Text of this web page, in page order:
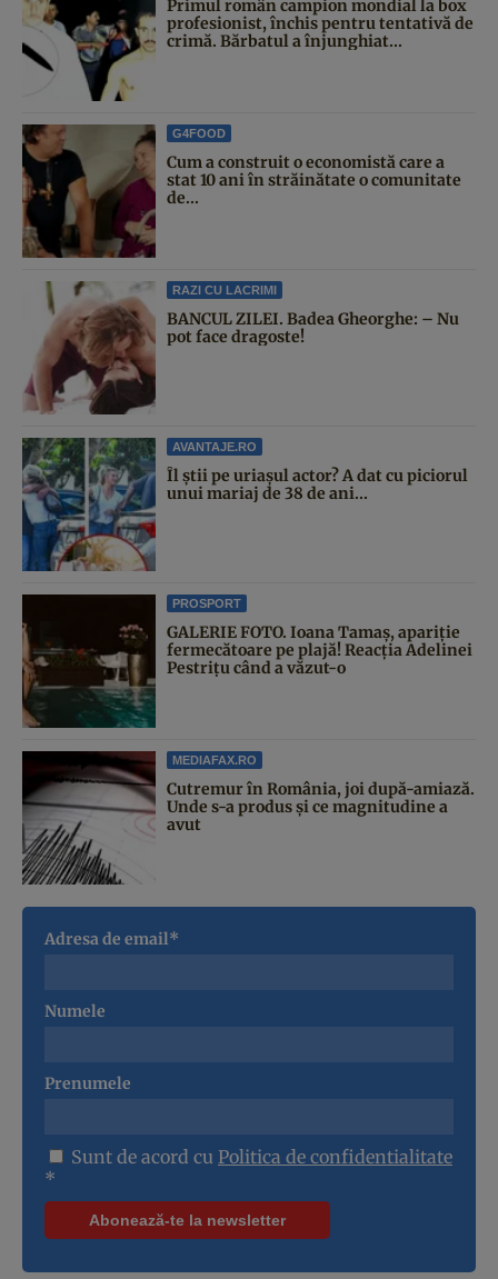
Primul român campion mondial la box
profesionist, închis pentru tentativă de
crimă. Bărbatul a înjunghiat...
G4FOOD
Cum a construit o economistă care a
stat 10 ani în străinătate o comunitate
de...
RAZI CU LACRIMI
BANCUL ZILEI. Badea Gheorghe: – Nu
pot face dragoste!
AVANTAJE.RO
Îl știi pe uriașul actor? A dat cu piciorul
unui mariaj de 38 de ani...
PROSPORT
GALERIE FOTO. Ioana Tamaş, apariție
fermecătoare pe plajă! Reacția Adelinei
Pestrițu când a văzut-o
MEDIAFAX.RO
Cutremur în România, joi după-amiază.
Unde s-a produs și ce magnitudine a
avut
Adresa de email*
Numele
Prenumele
Sunt de acord cu Politica de confidentialitate
*